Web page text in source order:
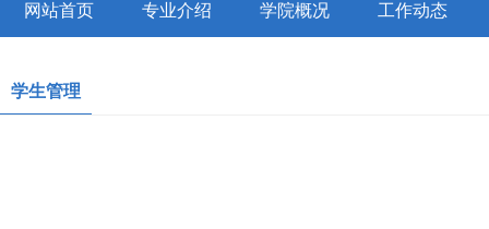
网站首页 专业介绍 学院概况 工作动态
学生管理